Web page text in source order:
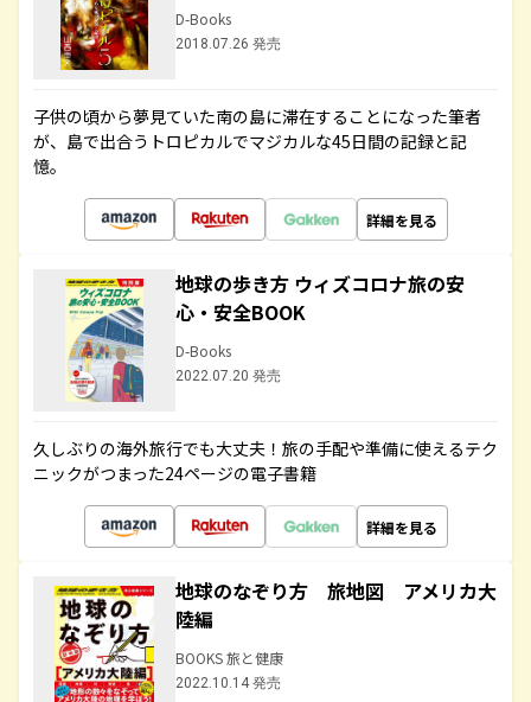
D-Books
2018.07.26 発売
子供の頃から夢見ていた南の島に滞在することになった筆者
が、島で出合うトロピカルでマジカルな45日間の記録と記
憶。
詳細を見る
地球の歩き方 ウィズコロナ旅の安
心・安全BOOK
D-Books
2022.07.20 発売
久しぶりの海外旅行でも大丈夫！旅の手配や準備に使えるテク
ニックがつまった24ページの電子書籍
詳細を見る
地球のなぞり方 旅地図 アメリカ大
陸編
BOOKS 旅と健康
2022.10.14 発売